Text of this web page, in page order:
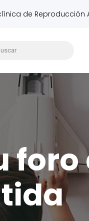
de Reproducción
foro